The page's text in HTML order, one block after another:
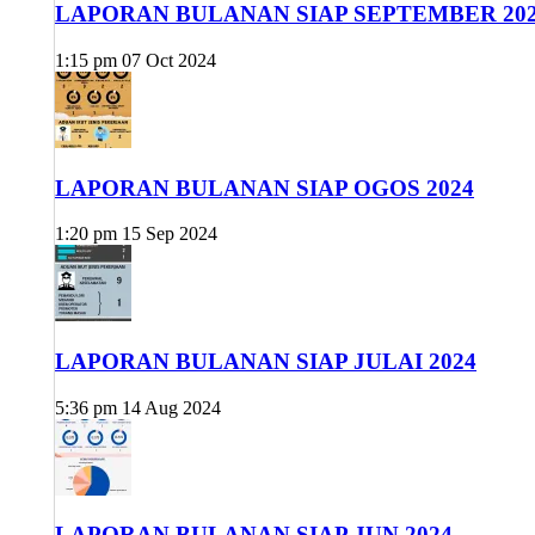
LAPORAN BULANAN SIAP SEPTEMBER
1:15 pm 07 Oct 2024
LAPORAN BULANAN SIAP OGOS 2024
1:20 pm 15 Sep 2024
LAPORAN BULANAN SIAP JULAI 2024
5:36 pm 14 Aug 2024